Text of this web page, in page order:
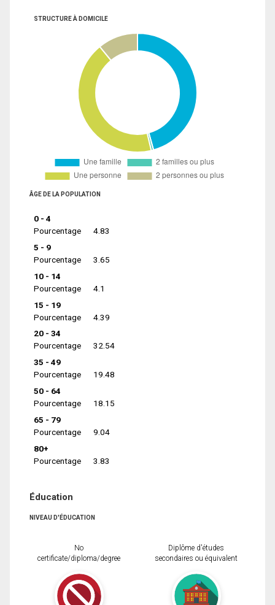
STRUCTURE À DOMICILE
ÂGE DE LA POPULATION
0 - 4
Pourcentage
4.83
5 - 9
Pourcentage
3.65
10 - 14
Pourcentage
4.1
15 - 19
Pourcentage
4.39
20 - 34
Pourcentage
32.54
35 - 49
Pourcentage
19.48
50 - 64
Pourcentage
18.15
65 - 79
Pourcentage
9.04
80+
Pourcentage
3.83
Éducation
NIVEAU D'ÉDUCATION
No
certificate/diploma/degree
Diplôme d'études
secondaires ou équivalent